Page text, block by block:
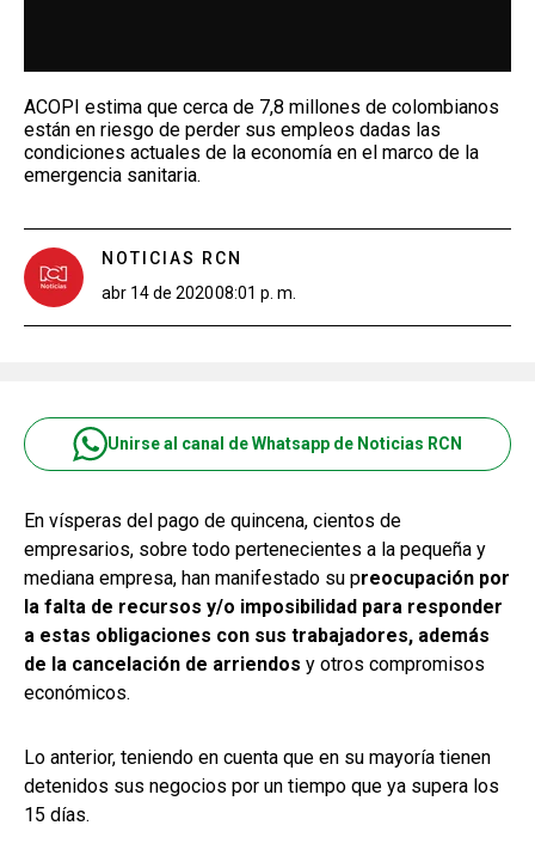
ACOPI estima que cerca de 7,8 millones de colombianos
están en riesgo de perder sus empleos dadas las
condiciones actuales de la economía en el marco de la
emergencia sanitaria.
NOTICIAS RCN
abr 14 de 202008:01 p. m.
Unirse al canal de Whatsapp de Noticias RCN
En vísperas del pago de quincena, cientos de
empresarios, sobre todo pertenecientes a la pequeña y
mediana empresa, han manifestado su preocupación por
la falta de recursos y/o imposibilidad para responder
a estas obligaciones con sus trabajadores, además
de la cancelación de arriendos y otros compromisos
económicos.
Lo anterior, teniendo en cuenta que en su mayoría tienen
detenidos sus negocios por un tiempo que ya supera los
15 días.